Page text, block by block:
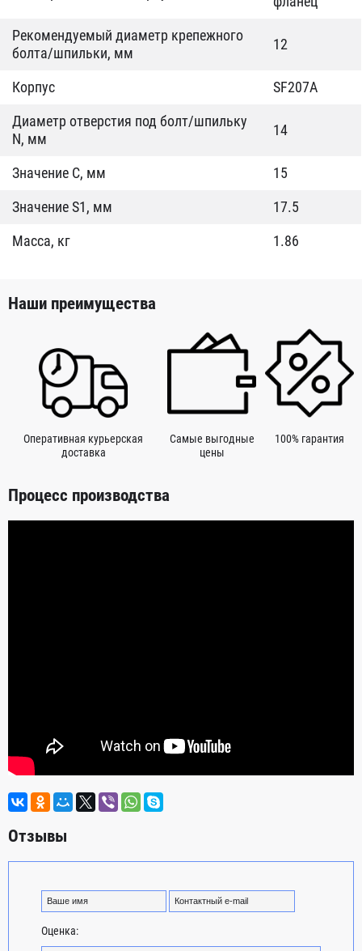
Рекомендуемый диаметр крепежного
болта/шпильки, мм
12
Корпус
SF207A
Диаметр отверстия под болт/шпильку
N, мм
14
Значение C, мм
15
Значение S1, мм
17.5
Масса, кг
1.86
Наши преимущества
Оперативная курьерская
доставка
Самые выгодные
цены
100% гарантия
Процесс производства
Отзывы
Оценка: